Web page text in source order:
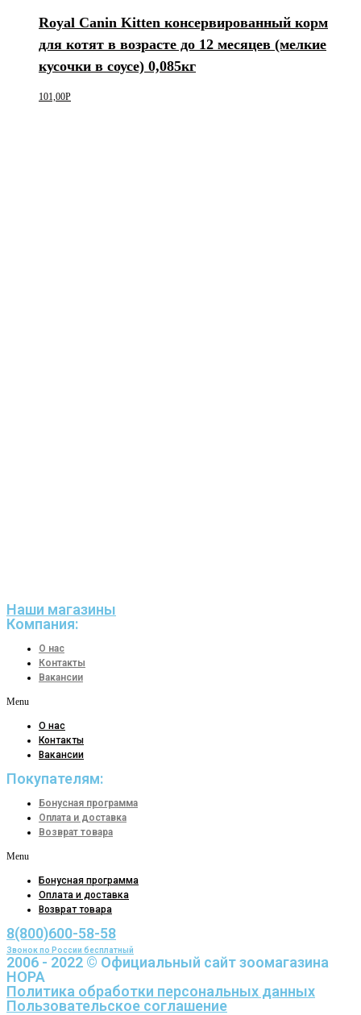
Royal Canin Kitten консервированный корм
для котят в возрасте до 12 месяцев (мелкие
кусочки в соусе) 0,085кг
101,00Р
Наши магазины
Компания:
О нас
Контакты
Вакансии
Menu
О нас
Контакты
Вакансии
Покупателям:
Бонусная программа
Оплата и доставка
Возврат товара
Menu
Бонусная программа
Оплата и доставка
Возврат товара
8(800)600-58-58
Звонок по России бесплатный
2006 - 2022 © Официальный сайт зоомагазина
НОРА
Политика обработки персональных данных
Пользовательское соглашение